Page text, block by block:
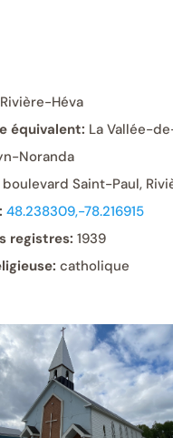
Rivière-Héva
équivalent: La Vallée-
Noranda
boulevard Saint-Paul,
48.238309,-78.216915
registres: 1939
catholique